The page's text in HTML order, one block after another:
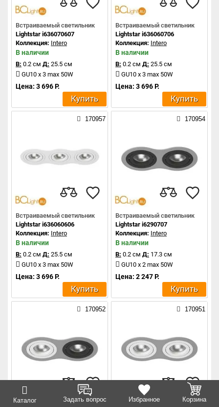
Каталог Задать вопрос Избранное Корзина
Встраиваемый светильник
Lightstar i636070607
Коллекция: Intero
В наличии
В: 0.2 см Д: 25.5 см
GU10 x 3 max 50W
Цена: 3 696 Р.
Купить
Встраиваемый светильник
Lightstar i636060706
Коллекция: Intero
В наличии
В: 0.2 см Д: 25.5 см
GU10 x 3 max 50W
Цена: 3 696 Р.
Купить
170957
Встраиваемый светильник
Lightstar i636060606
Коллекция: Intero
В наличии
В: 0.2 см Д: 25.5 см
GU10 x 3 max 50W
Цена: 3 696 Р.
Купить
170954
Встраиваемый светильник
Lightstar i6290707
Коллекция: Intero
В наличии
В: 0.2 см Д: 17.3 см
GU10 x 2 max 50W
Цена: 2 247 Р.
Купить
170952 170951